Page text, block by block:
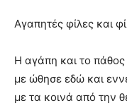
Αγαπητές φίλες και
Η αγάπη και το πάθος
με ώθησε εδώ και
με τα κοινά από την